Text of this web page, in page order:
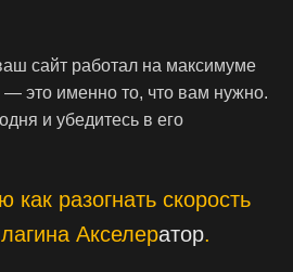
сайт работал на максимуме
— это именно то, что вам нужно.
и убедитесь в его
как разогнать скорость
Акселератор.